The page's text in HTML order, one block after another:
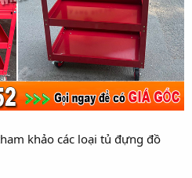
khảo các loại tủ đựng đồ